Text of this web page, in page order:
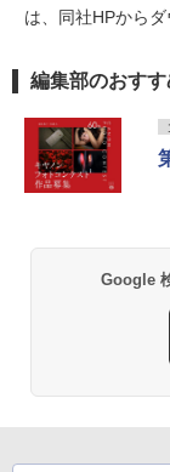
は、同社HPから
編集部のおす
Google